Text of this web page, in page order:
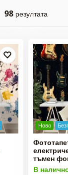
98резултата
Ново
тъмен
В